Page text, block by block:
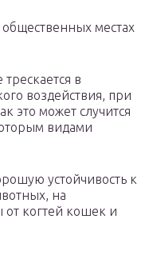
местах
в
воздействия, при
это может случится
видами
устойчивость к
на
от когтей кошек и